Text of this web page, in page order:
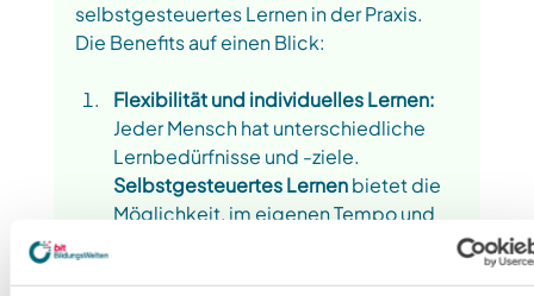
selbstgesteuertes Lernen in der Praxis.
Die Benefits auf einen Blick:
Flexibilität und individuelles Lernen:
Jeder Mensch hat unterschiedliche
Lernbedürfnisse und -ziele.
Selbstgesteuertes Lernen bietet die
Möglichkeit, im eigenen Tempo und